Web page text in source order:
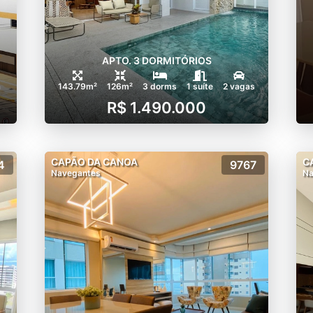
APTO. 3 DORMITÓRIOS
143.79m² 126m² 3 dorms 1 suíte 2 vagas
R$ 1.490.000
CAPÃO DA CANOA
Navegantes
9767